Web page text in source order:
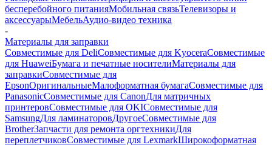
бесперебойного питанияМобильная связьТелевизоры и
аксессуарыМебельАудио-видео техника
-
Материалы для заправки
Совместимые для DeliСовместимые для KyoceraСовместимые
для HuaweiБумага и печатные носителиМатериалы для
заправкиСовместимые для
EpsonОригинальныеМалоформатная бумагаСовместимые для
PanasonicСовместимые для CanonДля матричных
принтеровСовместимые для OKIСовместимые для
SamsungДля ламинаторовДругоеСовместимые для
BrotherЗапчасти для ремонта оргтехникиДля
переплетчиковСовместимые для LexmarkШирокоформатная